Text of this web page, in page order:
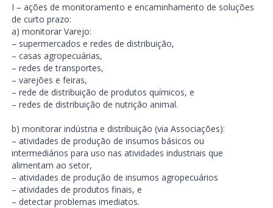
I – ações de monitoramento e encaminhamento de soluções
de curto prazo:
a) monitorar Varejo:
– supermercados e redes de distribuição,
– casas agropecuárias,
– redes de transportes,
– varejões e feiras,
– rede de distribuição de produtos químicos, e
– redes de distribuição de nutrição animal.
b) monitorar indústria e distribuição (via Associações):
– atividades de produção de insumos básicos ou
intermediários para uso nas atividades industriais que
alimentam ao setor,
– atividades de produção de insumos agropecuários
– atividades de produtos finais, e
– detectar problemas imediatos.